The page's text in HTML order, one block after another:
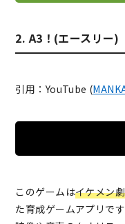
2. A3！(エースリー)
引用：YouTube (
このゲームはイケメン
た育成ゲームアプリです